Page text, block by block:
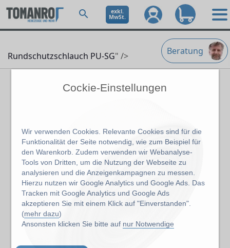
Cockie-Einstellungen
Wir verwenden Cookies. Relevante Cookies sind für die
Funktionalität der Seite notwendig, wie zum Beispiel für
den Warenkorb. Zudem verwenden wir Webanalyse-
Tools von Dritten, um die Nutzung der Webseite zu
analysieren und die Anzeigenkampagnen zu messen.
Hierzu nutzen wir Google Analytics und Google Ads. Das
Tracken mit Google Analytics und Google Ads
akzeptieren Sie mit einem Klick auf "Einverstanden".
(mehr dazu)
Ansonsten klicken Sie bitte auf nur Notwendige
exkl.
MwSt.
Beratung
Rundschutzschlauch PU-SG" />